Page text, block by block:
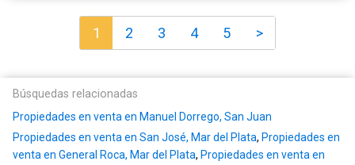
1 2 3 4 5 >
Búsquedas relacionadas
Propiedades en venta en Manuel Dorrego, San Juan
Propiedades en venta en San José, Mar del Plata, Propiedades en
venta en General Roca, Mar del Plata, Propiedades en venta en